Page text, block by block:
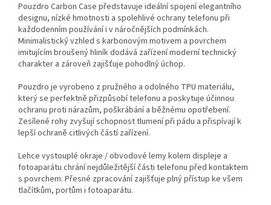
Pouzdro Carbon Case představuje ideální spojení elegantního
designu, nízké hmotnosti a spolehlivé ochrany telefonu při
každodenním používání i v náročnějších podmínkách.
Minimalistický vzhled s karbonovým motivem a povrchem
imitujícím broušený hliník dodává zařízení moderní technický
charakter a zároveň zajišťuje pohodlný úchop.
Pouzdro je vyrobeno z pružného a odolného TPU materiálu,
který se perfektně přizpůsobí telefonu a poskytuje účinnou
ochranu proti nárazům, poškrábání a běžnému opotřebení.
Zesílené rohy zvyšují schopnost tlumení při pádu a přispívají k
lepší ochraně citlivých částí zařízení.
Lehce vystouplé okraje / obvodové lemy kolem displeje a
fotoaparátu chrání nejdůležitější části telefonu před kontaktem
s povrchem. Přesné zpracování zajišťuje plný přístup ke všem
tlačítkům, portům i fotoaparátu.